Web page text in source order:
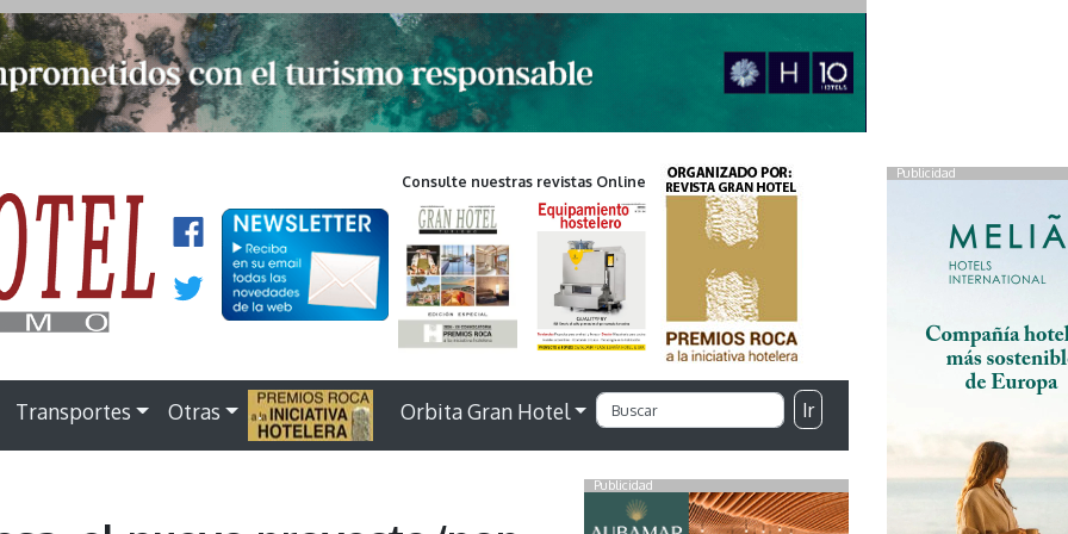
Publicidad
Consulte nuestras revistas Online
Transportes Otras . Orbita Gran Hotel Ir
Publicidad